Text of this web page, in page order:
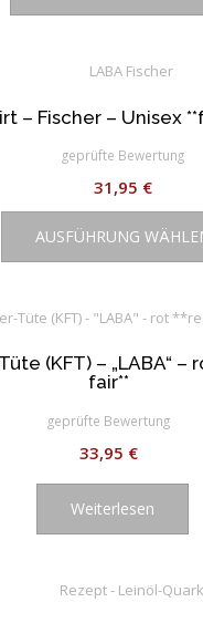
– Fischer – Unisex
geprüfte Bewertung
31,95 €
AUSFÜHRUNG
(KFT) – „LABA“ –
fair**
geprüfte Bewertung
33,95 €
Weiterlesen